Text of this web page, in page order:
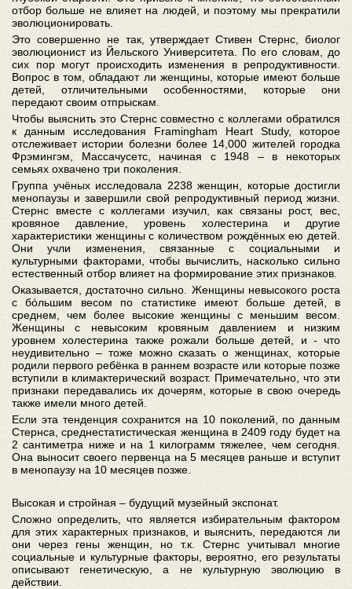
отбор больше не влияет на людей, и поэтому мы прекратили
эволюционировать.
Это совершенно не так, утверждает Стивен Стернс, биолог
эволюционист из Йельского Университета. По его словам, до
сих пор могут происходить изменения в репродуктивности.
Вопрос в том, обладают ли женщины, которые имеют больше
детей, отличительными особенностями, которые они
передают своим отпрыскам.
Чтобы выяснить это Стернс совместно с коллегами обратился
к данным исследования Framingham Heart Study, которое
отслеживает истории болезни более 14,000 жителей городка
Фрэмингэм, Массачусетс, начиная с 1948 – в некоторых
семьях охвачено три поколения.
Группа учёных исследовала 2238 женщин, которые достигли
менопаузы и завершили свой репродуктивный период жизни.
Стернс вместе с коллегами изучил, как связаны рост, вес,
кровяное давление, уровень холестерина и другие
характеристики женщины с количеством рождённых ею детей.
Они учли изменения, связанные с социальными и
культурными факторами, чтобы вычислить, насколько сильно
естественный отбор влияет на формирование этих признаков.
Оказывается, достаточно сильно. Женщины невысокого роста
с бόльшим весом по статистике имеют больше детей, в
среднем, чем более высокие женщины с меньшим весом.
Женщины с невысоким кровяным давлением и низким
уровнем холестерина также рожали больше детей, и - что
неудивительно – тоже можно сказать о женщинах, которые
родили первого ребёнка в раннем возрасте или которые позже
вступили в климактерический возраст. Примечательно, что эти
признаки передавались их дочерям, которые в свою очередь
также имели много детей.
Если эта тенденция сохранится на 10 поколений, по данным
Стернса, среднестатистическая женщина в 2409 году будет на
2 сантиметра ниже и на 1 килограмм тяжелее, чем сегодня.
Она выносит своего первенца на 5 месяцев раньше и вступит
в менопаузу на 10 месяцев позже.
Высокая и стройная – будущий музейный экспонат.
Сложно определить, что является избирательным фактором
для этих характерных признаков, и выяснить, передаются ли
они через гены женщин, но т.к. Стернс учитывал многие
социальные и культурные факторы, вероятно, его результаты
описывают генетическую, а не культурную эволюцию в
действии.